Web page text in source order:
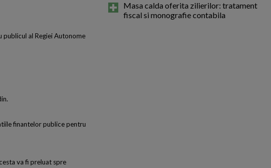
publicul al Regiei Autonome
finantelor publice pentru
va fi preluat spre
Masa calda oferita zilierilor: tratament
fiscal si monografie contabila